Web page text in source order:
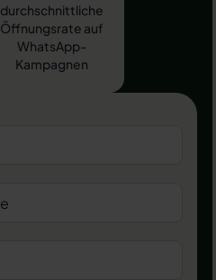
durchschnittliche
Öffnungsrate auf
WhatsApp-
Kampagnen